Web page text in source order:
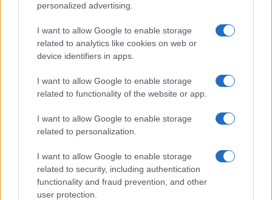
personalized advertising.
I want to allow Google to enable storage
related to analytics like cookies on web or
device identifiers in apps.
I want to allow Google to enable storage
related to functionality of the website or app.
I want to allow Google to enable storage
related to personalization.
I want to allow Google to enable storage
related to security, including authentication
functionality and fraud prevention, and other
user protection.
Curso de verano de la Universidad de La
gastronómica
CRÓNICA